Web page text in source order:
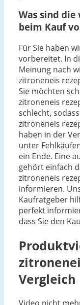
Was sind
beim Kauf
Für Sie haben
vorbereitet. In
Meinung nach
zitroneneis
Sie möchten
zitroneneis
schlecht,
zitroneneis
haben in der
unter
ein Ende. Eine
gehört einfach
zitroneneis
informieren.
Kaufratgeber
perfekt
dass Sie den
Vergleich